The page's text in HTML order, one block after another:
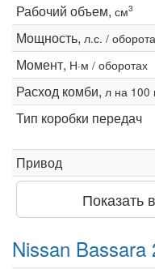
Рабочий объем, см3
Мощность, л.с. /
Момент, Н·м / оборотах
Расход комби, л на 100
Тип коробки передач
Привод
Показать
Nissan Bassara